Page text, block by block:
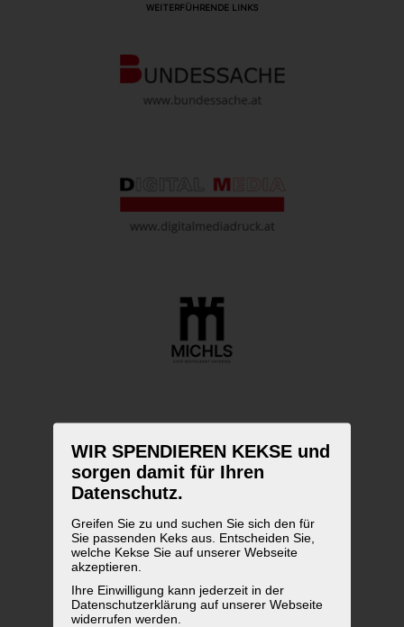
WIR SPENDIEREN KEKSE und
sorgen damit für Ihren
Datenschutz.
Greifen Sie zu und suchen Sie sich den für
Sie passenden Keks aus. Entscheiden Sie,
welche Kekse Sie auf unserer Webseite
akzeptieren.
Ihre Einwilligung kann jederzeit in der
Datenschutzerklärung auf unserer Webseite
widerrufen werden.
WEITERFÜHRENDE LINKS